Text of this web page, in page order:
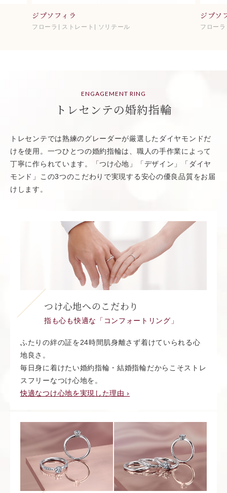
ジプソフィラ
フローラ ストレート ソリテール
ジプソ
フローラ
ENGAGEMENT RING
トレセンテの婚約指輪
トレセンテでは熟練のグレーダーが厳選したダイヤモンドだ
けを使用。一つひとつの婚約指輪は、職人の手作業によって
丁寧に作られています。「つけ心地」「デザイン」「ダイヤ
モンド」この3つのこだわりで実現する安心の優良品質をお届
けします。
つけ心地へのこだわり
指も心も快適な「コンフォートリング」
ふたりの絆の証を24時間肌身離さず着けていられる心
地良さ。
毎日身に着けたい婚約指輪・結婚指輪だからこそストレ
スフリーなつけ心地を。
快適なつけ心地を実現した理由 ›